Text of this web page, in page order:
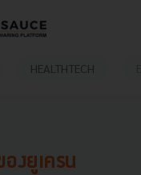
HEALTHTECH
งยูเครน